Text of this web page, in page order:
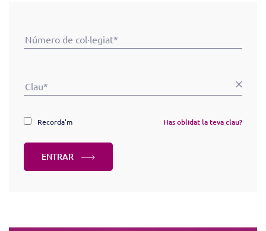
Recorda'm Has oblidat la teva clau?
ENTRAR